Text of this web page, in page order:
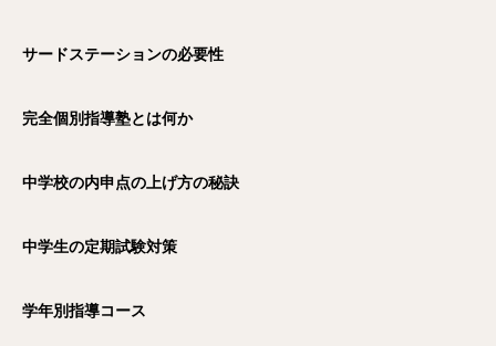
サードステーションの必要性
完全個別指導塾とは何か
中学校の内申点の上げ方の秘訣
中学生の定期試験対策
学年別指導コース